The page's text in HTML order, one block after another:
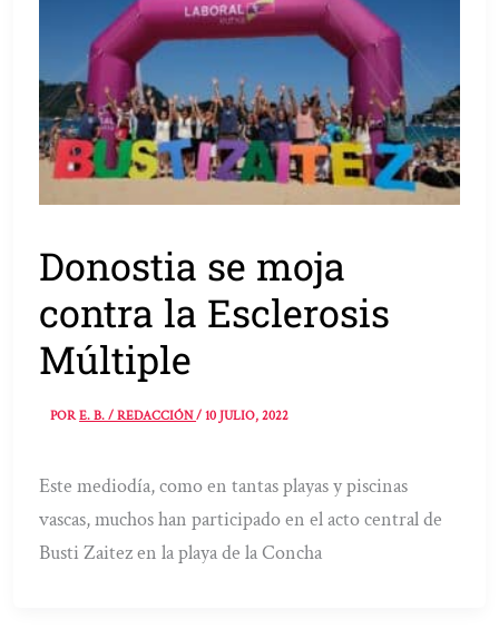
Donostia se moja
contra la Esclerosis
Múltiple
PORE. B. / REDACCIÓN/10 JULIO, 2022
Este mediodía, como en tantas playas y piscinas
vascas, muchos han participado en el acto central de
Busti Zaitez en la playa de la Concha